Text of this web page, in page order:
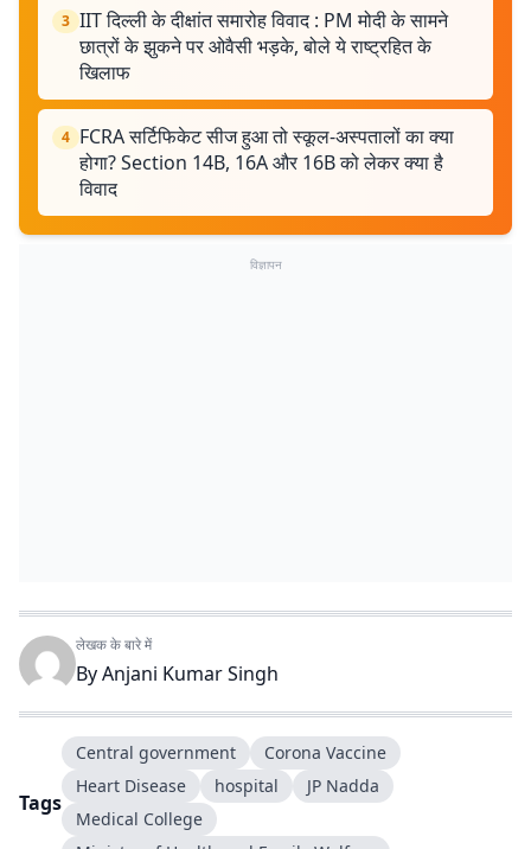
3 IIT दिल्ली के दीक्षांत समारोह विवाद : PM मोदी के सामने
छात्रों के झुकने पर ओवैसी भड़के, बोले ये राष्ट्रहित के
खिलाफ
4 FCRA सर्टिफिकेट सीज हुआ तो स्कूल-अस्पतालों का क्या
होगा? Section 14B, 16A और 16B को लेकर क्या है
विवाद
विज्ञापन
लेखक के बारे में
ByAnjani Kumar Singh
Tags
Central government
Corona Vaccine
Heart Disease
hospital
JP Nadda
Medical College